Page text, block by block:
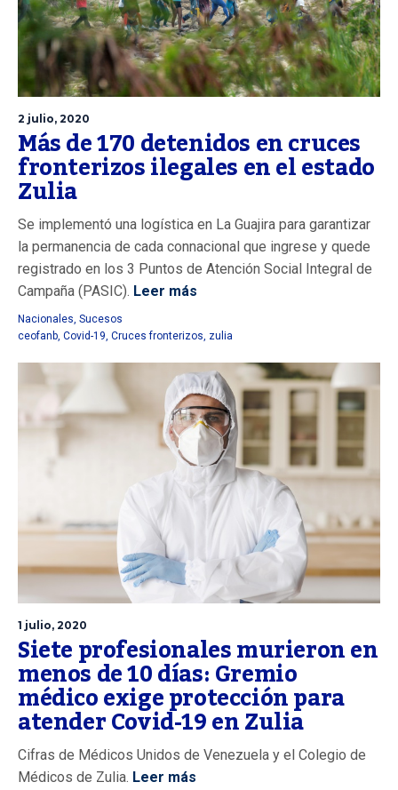
2 julio, 2020
Más de 170 detenidos en cruces
fronterizos ilegales en el estado
Zulia
Se implementó una logística en La Guajira para garantizar
la permanencia de cada connacional que ingrese y quede
registrado en los 3 Puntos de Atención Social Integral de
Campaña (PASIC). Leer más
Nacionales Sucesos
ceofanb Covid-19 Cruces fronterizos zulia
1 julio, 2020
Siete profesionales murieron en
menos de 10 días: Gremio
médico exige protección para
atender Covid-19 en Zulia
Cifras de Médicos Unidos de Venezuela y el Colegio de
Médicos de Zulia. Leer más